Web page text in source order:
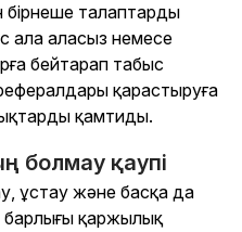
бірнеше талаптарды
ала аласыз немесе
бейтарап табыс
қарастыруға
қамтиды.
болмау қаупі
ұстау және басқа да
барлығы қаржылық